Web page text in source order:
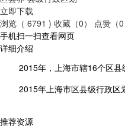
立即下载
浏览（ 6791 ) 收藏（0） 点赞（0
手机扫一扫查看网页
详细介绍
2015年，上海市辖16个区县
2015年上海市区县级行政区
推荐资源